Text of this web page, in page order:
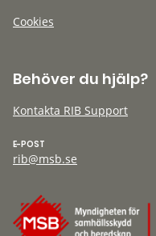
Cookies
Behöver du hjälp?
Kontakta RIB Support
E-POST
rib@msb.se